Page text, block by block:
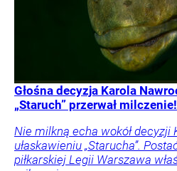
Głośna decyzja Karola
„Staruch” przerwał milczenie!
Nie milkną echa wokół decyzji
ułaskawieniu „Starucha”.
piłkarskiej Legii Warszawa